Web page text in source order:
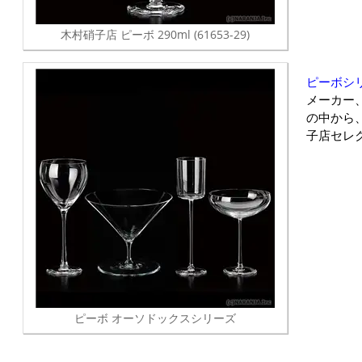
木村硝子店 ピーボ 290ml (61653-29)
ピーボ オーソドックスシリーズ
ピーボシ
メーカー
の中から
子店セレ